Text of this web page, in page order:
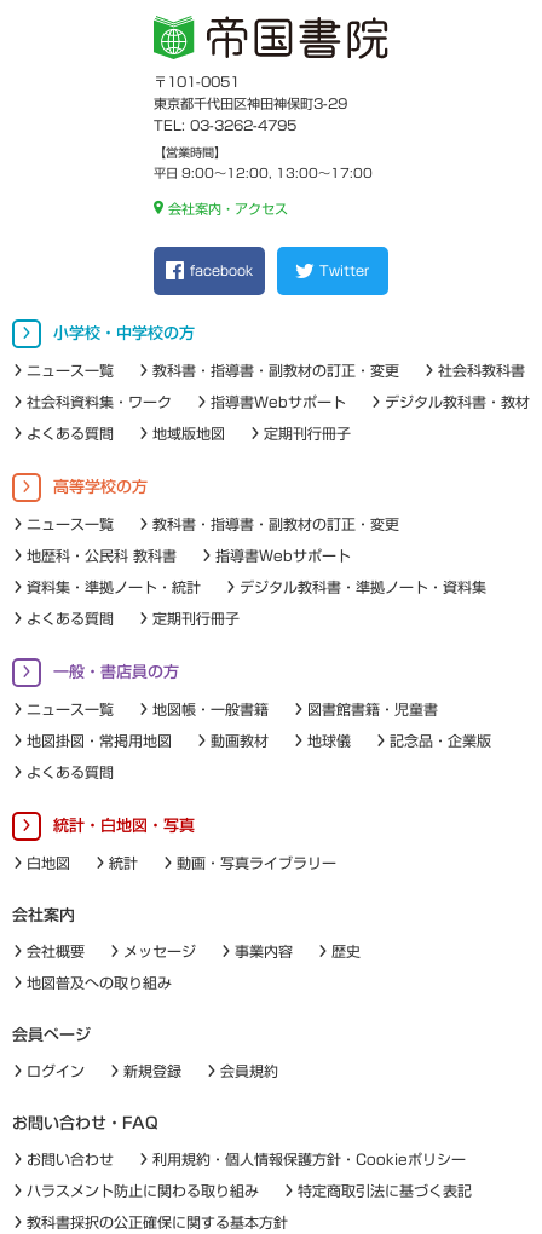
〒101-0051
東京都千代田区神田神保町3-29
TEL: 03-3262-4795
【営業時間】
平日 9:00～12:00, 13:00～17:00
会社案内・アクセス
facebook Twitter
小学校・中学校の方
ニュース一覧 教科書・指導書・副教材の訂正・変更 社会科教科書
社会科資料集・ワーク 指導書Webサポート デジタル教科書・教材
よくある質問 地域版地図 定期刊行冊子
高等学校の方
ニュース一覧 教科書・指導書・副教材の訂正・変更
地歴科・公民科 教科書 指導書Webサポート
資料集・準拠ノート・統計 デジタル教科書・準拠ノート・資料集
よくある質問 定期刊行冊子
一般・書店員の方
ニュース一覧 地図帳・一般書籍 図書館書籍・児童書
地図掛図・常掲用地図 動画教材 地球儀 記念品・企業版
よくある質問
統計・白地図・写真
白地図 統計 動画・写真ライブラリー
会社案内
会社概要 メッセージ 事業内容 歴史
地図普及への取り組み
会員ページ
ログイン 新規登録 会員規約
お問い合わせ・FAQ
お問い合わせ 利用規約・個人情報保護方針・Cookieポリシー
ハラスメント防止に関わる取り組み 特定商取引法に基づく表記
教科書採択の公正確保に関する基本方針